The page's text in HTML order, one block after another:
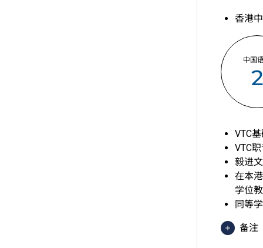
香港
中国
2
VTC
VTC
毅进
在本
学位
同等
备注